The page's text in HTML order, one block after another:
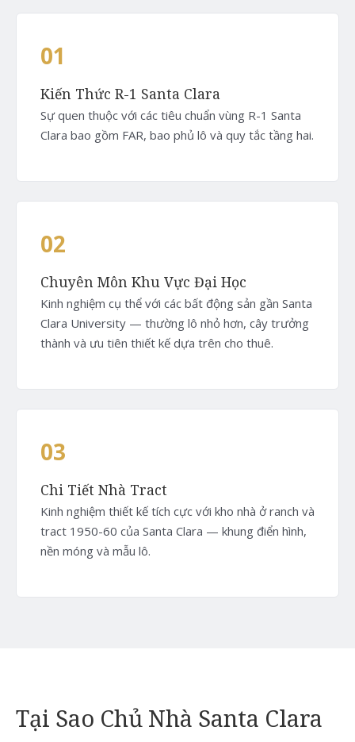
01
Kiến Thức R-1 Santa Clara
Sự quen thuộc với các tiêu chuẩn vùng R-1 Santa
Clara bao gồm FAR, bao phủ lô và quy tắc tầng hai.
02
Chuyên Môn Khu Vực Đại Học
Kinh nghiệm cụ thể với các bất động sản gần Santa
Clara University — thường lô nhỏ hơn, cây trưởng
thành và ưu tiên thiết kế dựa trên cho thuê.
03
Chi Tiết Nhà Tract
Kinh nghiệm thiết kế tích cực với kho nhà ở ranch và
tract 1950-60 của Santa Clara — khung điển hình,
nền móng và mẫu lô.
Tại Sao Chủ Nhà Santa Clara